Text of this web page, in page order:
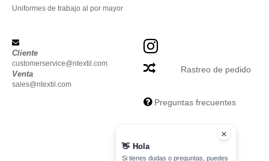
Uniformes de trabajo al por mayor
Cliente
customerservice@ntextil.com
Venta
sales@ntextil.com
Rastreo de pedido
Preguntas frecuentes
👋 Hola
Si tienes dudas o preguntas, puedes